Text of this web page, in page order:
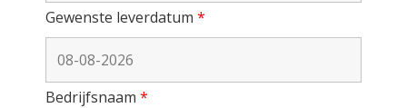
Gewenste leverdatum *
Bedrijfsnaam *